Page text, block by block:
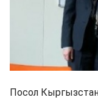
Посол